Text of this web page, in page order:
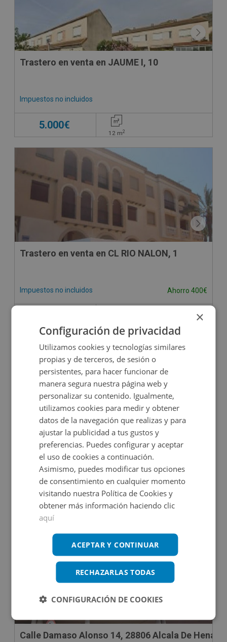
Trastero en venta en JAUME I, 10
Impuestos no incluidos
5.000€
12 m2
Trastero en venta en CL RIO NALON, 1
Impuestos no incluidos Ahorro 400€
Trastero en venta en CALLE DOLROSA, 13
Impuestos no incluidos
2.880€
Calle Damaso Alonso 14, 28806 Alcala De
×
Configuración de privacidad
Utilizamos cookies y tecnologías similares
propias y de terceros, de sesión o
persistentes, para hacer funcionar de
manera segura nuestra página web y
personalizar su contenido. Igualmente,
utilizamos cookies para medir y obtener
datos de la navegación que realizas y para
ajustar la publicidad a tus gustos y
preferencias. Puedes configurar y aceptar
el uso de cookies a continuación.
Asimismo, puedes modificar tus opciones
de consentimiento en cualquier momento
visitando nuestra Política de Cookies y
obtener más información haciendo clic
aquí
ACEPTAR Y CONTINUAR
RECHAZARLAS TODAS
CONFIGURACIÓN DE COOKIES